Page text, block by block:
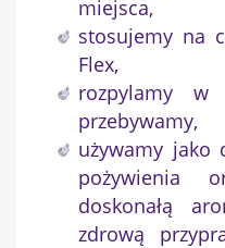
miejsca,
stosujemy na
Flex,
rozpylamy w
przebywamy,
używamy jako
pożywienia
doskonałą
zdrową